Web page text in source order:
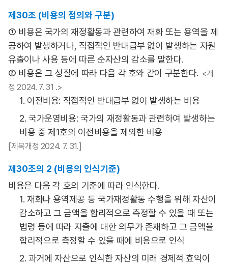
제30조 (비용의 정의와 구분)
① 비용은 국가의 재정활동과 관련하여 재화 또는 용역을 제
공하여 발생하거나, 직접적인 반대급부 없이 발생하는 자원
유출이나 사용 등에 따른 순자산의 감소를 말한다.
② 비용은 그 성질에 따라 다음 각 호와 같이 구분한다. <개
정 2024. 7. 31 .>
1. 이전비용: 직접적인 반대급부 없이 발생하는 비용
2. 국가운영비용: 국가의 재정활동과 관련하여 발생하는
비용 중 제1호의 이전비용을 제외한 비용
[제목개정 2024. 7. 31.]
제30조의 2 (비용의 인식기준)
비용은 다음 각 호의 기준에 따라 인식한다.
1. 재화나 용역제공 등 국가재정활동 수행을 위해 자산이
감소하고 그 금액을 합리적으로 측정할 수 있을 때 또는
법령 등에 따라 지출에 대한 의무가 존재하고 그 금액을
합리적으로 측정할 수 있을 때에 비용으로 인식
2. 과거에 자산으로 인식한 자산의 미래 경제적 효익이